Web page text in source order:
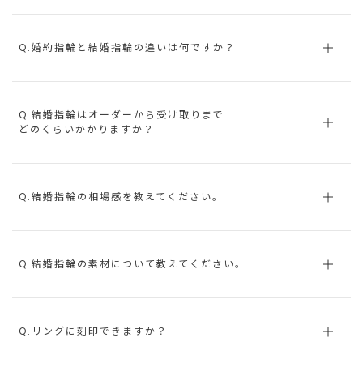
Q.婚約指輪と結婚指輪の違いは何ですか？
Q.結婚指輪はオーダーから受け取りまで
どのくらいかかりますか？
Q.結婚指輪の相場感を教えてください。
Q.結婚指輪の素材について教えてください。
Q.リングに刻印できますか？